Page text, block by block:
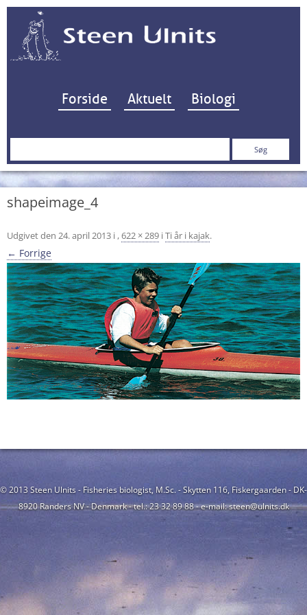
Hop til indhold
Forside Aktuelt Biologi
Søg
shapeimage_4
Udgivet den 24. april 2013 i ,622 × 289 iTi år i kajak.
← Forrige
© 2013 Steen Ulnits - Fisheries biologist, M.Sc. - Skytten 116, Fiskergaarden - DK-
8920 Randers NV - Denmark - tel.: 23 32 89 88 - e-mail: steen@ulnits.dk